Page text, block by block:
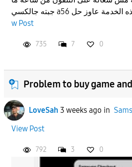
w Post
735 7 0
Problem to buy game
LoveSah 3 weeks ago in
View Post
792 3 0